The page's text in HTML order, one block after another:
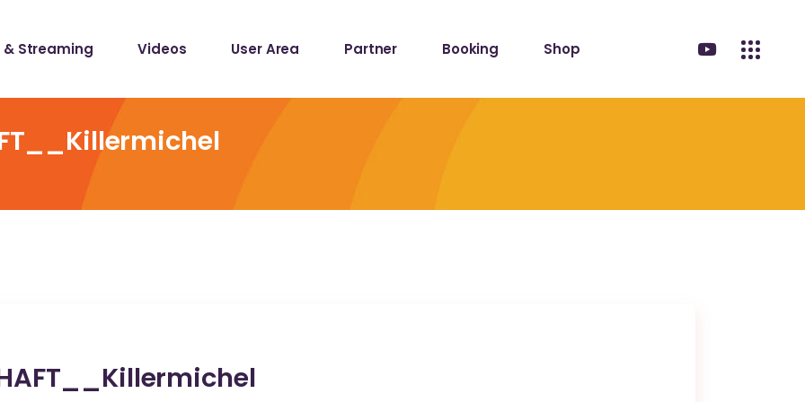
& Streaming Videos User Area Partner Booking Shop